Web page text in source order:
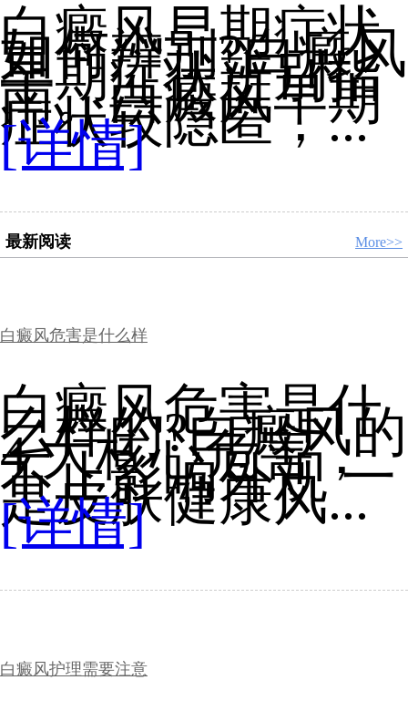
白癜风早期症状
如何辨别?白癜风
早期症状辨别指
南。白癜风早期
症状较隐匿，...
[详情]
最新阅读 More>>
白癜风危害是什么样
白癜风危害是什
么样的?白癜风的
4 大核心危害，
不止影响外观 一
是皮肤健康风...
[详情]
白癜风护理需要注意